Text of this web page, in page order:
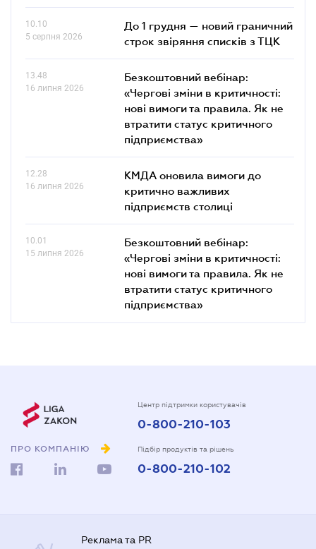
10.10
5 серпня 2026
До 1 грудня — новий граничний
строк звіряння списків з ТЦК
13.48
16 липня 2026
Безкоштовний вебінар:
«Чергові зміни в критичності:
нові вимоги та правила. Як не
втратити статус критичного
підприємства»
12.28
16 липня 2026
КМДА оновила вимоги до
критично важливих
підприємств столиці
10.01
15 липня 2026
Безкоштовний вебінар:
«Чергові зміни в критичності:
нові вимоги та правила. Як не
втратити статус критичного
підприємства»
ПРО КОМПАНІЮ
Центр підтримки користувачів
0-800-210-103
Підбір продуктів та рішень
0-800-210-102
Реклама та PR